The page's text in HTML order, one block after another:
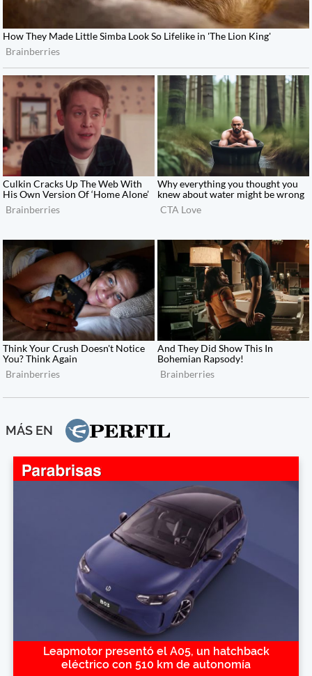
MÁS EN
Leapmotor presentó el A05, un hatchback
eléctrico con 510 km de autonomía